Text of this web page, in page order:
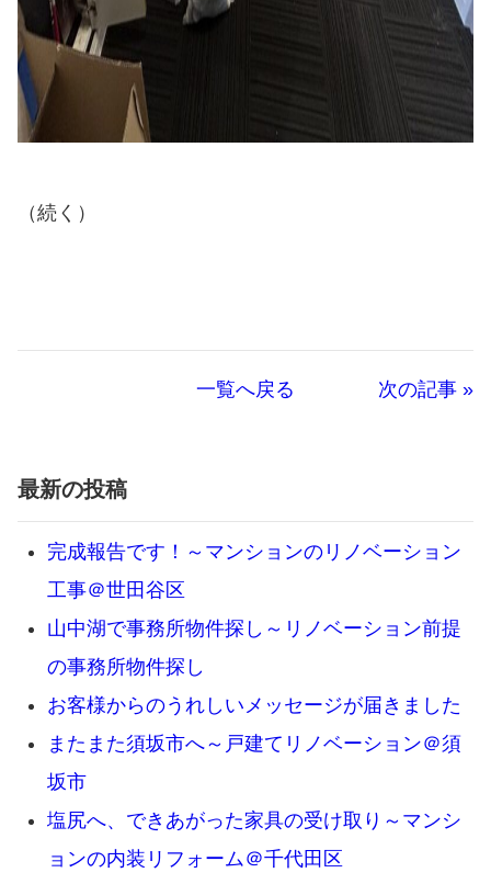
（続く）
次の記事 »
一覧へ戻る
最新の投稿
完成報告です！～マンションのリノベーション
工事＠世田谷区
山中湖で事務所物件探し～リノベーション前提
の事務所物件探し
お客様からのうれしいメッセージが届きました
またまた須坂市へ～戸建てリノベーション＠須
坂市
塩尻へ、できあがった家具の受け取り～マンシ
ョンの内装リフォーム＠千代田区